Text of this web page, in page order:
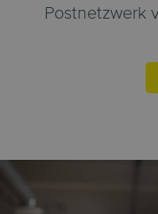
Postnetzwerk